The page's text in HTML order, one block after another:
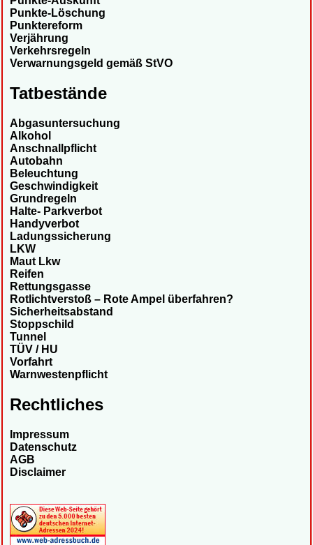
Punkte-Löschung
Punktereform
Verjährung
Verkehrsregeln
Verwarnungsgeld gemäß StVO
Tatbestände
Abgasuntersuchung
Alkohol
Anschnallpflicht
Autobahn
Beleuchtung
Geschwindigkeit
Grundregeln
Halte- Parkverbot
Handyverbot
Ladungssicherung
LKW
Maut Lkw
Reifen
Rettungsgasse
Rotlichtverstoß – Rote Ampel überfahren?
Sicherheitsabstand
Stoppschild
Tunnel
TÜV / HU
Vorfahrt
Warnwestenpflicht
Rechtliches
Impressum
Datenschutz
AGB
Disclaimer